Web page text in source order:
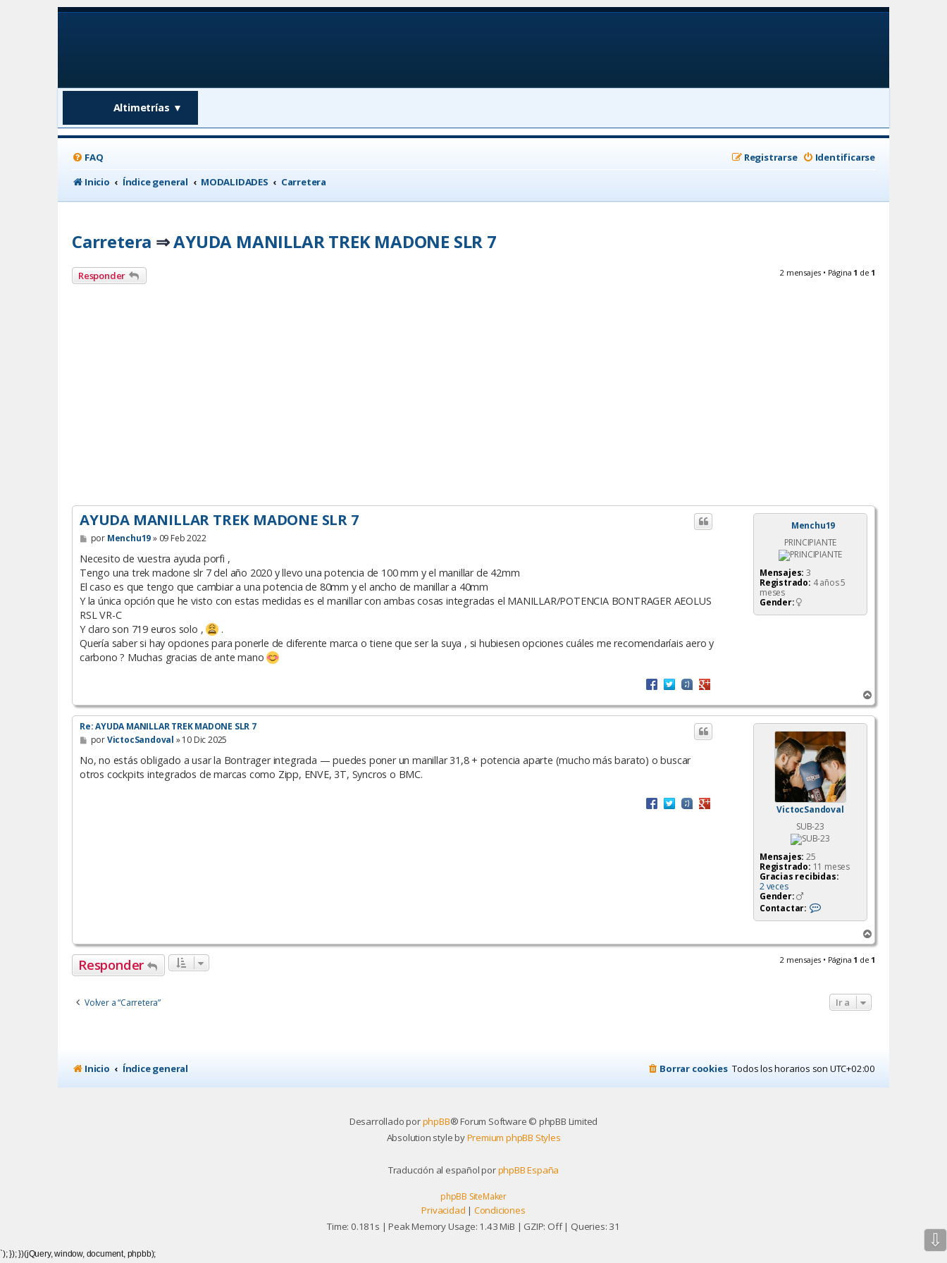
Altimetrías ▼
FAQ Identificarse
Registrarse
Inicio
Índice general MODALIDADES Carretera
Carretera ⇒AYUDA MANILLAR TREK MADONE SLR 7
Responder 2 mensajes • Página 1 de 1
Menchu19
PRINCIPIANTE
Mensajes: 3
Registrado: 4 años 5
meses
Gender:
AYUDA MANILLAR TREK MADONE SLR 7
M
e
n
a
j
e
por Menchu19» 09 Feb 2022
Necesito de vuestra ayuda porfi ,
Tengo una trek madone slr 7 del año 2020 y llevo una potencia de 100 mm y el manillar de 42mm
El caso es que tengo que cambiar a una potencia de 80mm y el ancho de manillar a 40mm
Y la única opción que he visto con estas medidas es el manillar con ambas cosas integradas el MANILLAR/POTENCIA BONTRAGER AEOLUS
RSL VR-C
Y claro son 719 euros solo ,
.
Quería saber si hay opciones para ponerle de diferente marca o tiene que ser la suya , si hubiesen opciones cuáles me recomendaríais aero y
carbono ? Muchas gracias de ante mano
r
r
VictocSandoval
SUB-23
Mensajes: 25
Registrado: 11 meses
Gracias recibidas:
2 veces
Gender:
Contactar:
n
a
t
n
Re: AYUDA MANILLAR TREK MADONE SLR 7
M
e
n
s
a
porVictocSandoval »10 Dic 2025
No, no estás obligado a usar la Bontrager integrada — puedes poner un manillar 31,8 + potencia aparte (mucho más barato) o buscar
otros cockpits integrados de marcas como Zipp, ENVE, 3T, Syncros o BMC.
r
r
Responder 2 mensajes • Página 1 de 1
Volver a “Carretera” Ir a
Inicio Índice general Todos los horarios son UTC+02:00
Borrar cookies
Desarrollado porphpBB® Forum Software © phpBB Limited
Absolution style byPremium phpBB Styles
Traducción al español porphpBB España
phpBB SiteMaker
Privacidad | Condiciones
Time: 0.181s | Peak Memory Usage: 1.43 MiB | GZIP: Off | Queries: 31
⇩
`); }); })(jQuery, window, document, phpbb);